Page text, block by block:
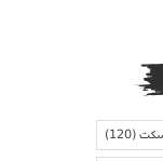
(120)